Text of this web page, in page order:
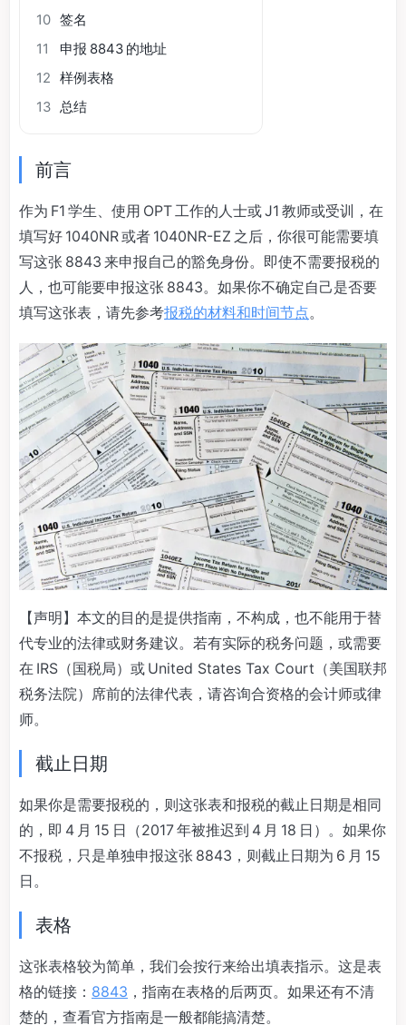
10 签名
11
申报 8843 的地址
12
样例表格
13 总结
前言
作为 F1 学生、使用 OPT 工作的人士或 J1 教师或受训，在
填写好 1040NR 或者 1040NR-EZ 之后，你很可能需要填
写这张 8843 来申报自己的豁免身份。即使不需要报税的
人，也可能要申报这张 8843。如果你不确定自己是否要
填写这张表，请先参考报税的材料和时间节点。
【声明】本文的目的是提供指南，不构成，也不能用于替
代专业的法律或财务建议。若有实际的税务问题，或需要
在 IRS（国税局）或 United States Tax Court（美国联邦
税务法院）席前的法律代表，请咨询合资格的会计师或律
师。
截止日期
如果你是需要报税的，则这张表和报税的截止日期是相同
的，即 4 月 15 日（2017 年被推迟到 4 月 18 日）。如果你
不报税，只是单独申报这张 8843，则截止日期为 6 月 15
日。
表格
这张表格较为简单，我们会按行来给出填表指示。这是表
格的链接： 8843 ，指南在表格的后两页。如果还有不清
楚的，查看官方指南是一般都能搞清楚。